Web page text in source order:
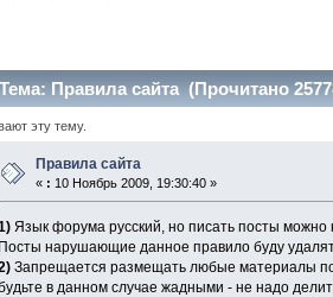
Тема: Правила сайта (Прочитано
эту тему.
Правила сайта
« : 10 Ноябрь 2009, 19:30:40 »
Язык форума русский, но писать посты можно
Посты нарушающие данное правило буду
Запрещается размещать любые материалы
в данном случае жадными - не надо